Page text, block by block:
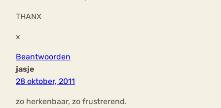
THANX
x
Beantwoorden
jasje
28 oktober, 2011
zo herkenbaar, zo frustrerend.